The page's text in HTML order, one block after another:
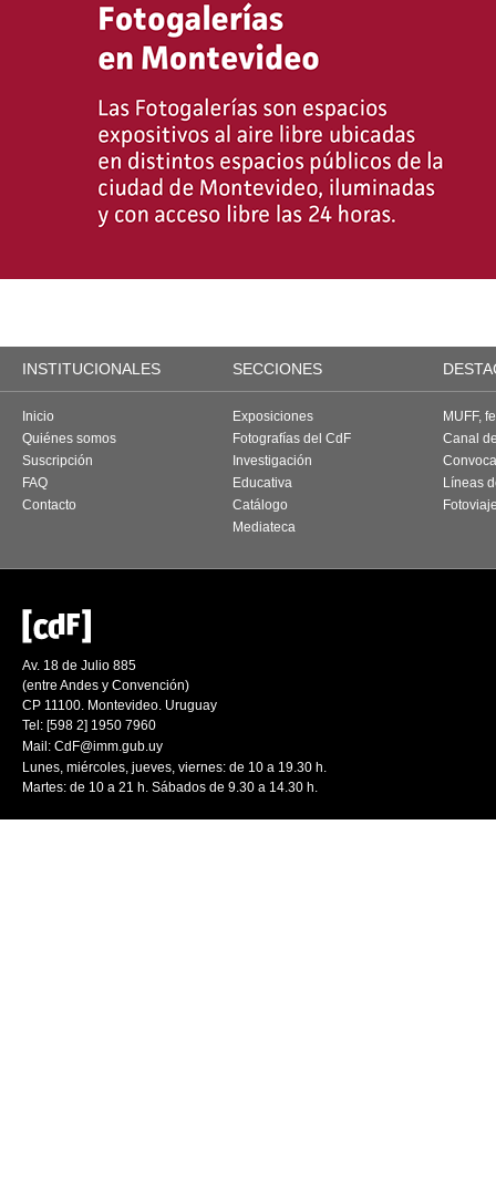
INSTITUCIONALES SECCIONES
Inicio
Quiénes somos
Suscripción
FAQ
Contacto
Exposiciones
Fotografías del CdF
Investigación
Educativa
Catálogo
Mediateca
MUFF,
Canal
Líneas
Av. 18 de Julio 885
(entre Andes y Convención)
CP 11100. Montevideo. Uruguay
Tel: [598 2] 1950 7960
Mail: CdF@imm.gub.uy
Lunes, miércoles, jueves, viernes: de 10 a 19.30 h.
Martes: de 10 a 21 h. Sábados de 9.30 a 14.30 h.